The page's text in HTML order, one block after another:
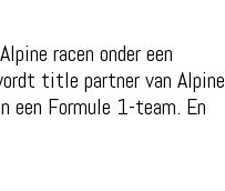
racen onder een
title partner van Alpine
Formule 1-team. En